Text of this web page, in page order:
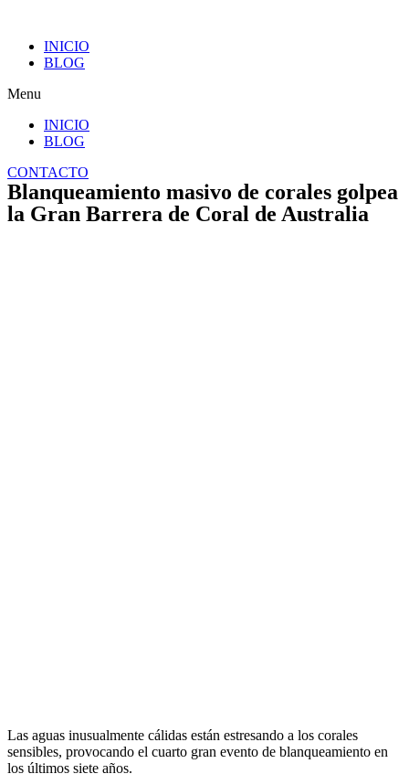
INICIO
BLOG
Menu
INICIO
BLOG
CONTACTO
Blanqueamiento masivo de corales golpea
la Gran Barrera de Coral de Australia
Las aguas inusualmente cálidas están estresando a los corales
sensibles, provocando el cuarto gran evento de blanqueamiento en
los últimos siete años.